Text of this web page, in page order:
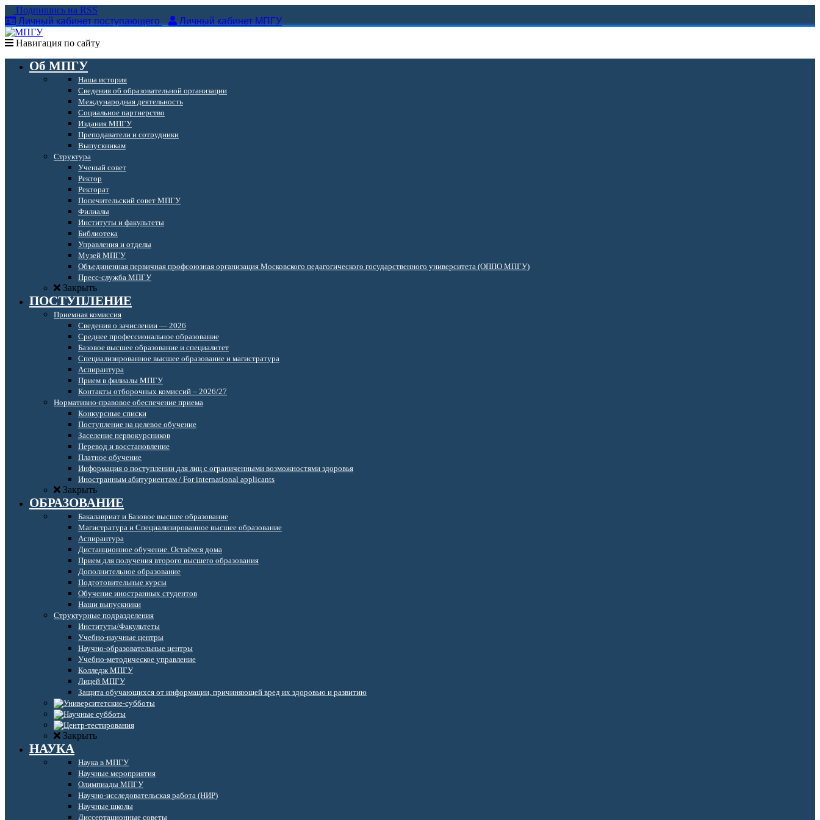
Подпишись на RSS
Личный кабинет поступающего
Личный кабинет МПГУ
Навигация по сайту
Об МПГУ
Наша история
Сведения об образовательной организации
Международная деятельность
Социальное партнерство
Издания МПГУ
Преподаватели и сотрудники
Выпускникам
Структура
Ученый совет
Ректор
Ректорат
Попечительский совет МПГУ
Филиалы
Институты и факультеты
Библиотека
Управления и отделы
Музей МПГУ
Объединенная первичная профсоюзная организация Московского педагогического государственного университета (ОППО МПГУ)
Пресс-служба МПГУ
Закрыть
ПОСТУПЛЕНИЕ
Приемная комиссия
Сведения о зачислении — 2026
Среднее профессиональное образование
Базовое высшее образование и специалитет
Специализированное высшее образование и магистратура
Аспирантура
Прием в филиалы МПГУ
Контакты отборочных комиссий – 2026/27
Нормативно-правовое обеспечение приема
Конкурсные списки
Поступление на целевое обучение
Заселение первокурсников
Перевод и восстановление
Платное обучение
Информация о поступлении для лиц с ограниченными возможностями здоровья
Иностранным абитуриентам / For international applicants
Закрыть
ОБРАЗОВАНИЕ
Бакалавриат и Базовое высшее образование
Магистратура и Специализированное высшее образование
Аспирантура
Дистанционное обучение. Остаёмся дома
Прием для получения второго высшего образования
Дополнительное образование
Подготовительные курсы
Обучение иностранных студентов
Наши выпускники
Структурные подразделения
Институты/Факультеты
Учебно-научные центры
Научно-образовательные центры
Учебно-методическое управление
Колледж МПГУ
Лицей МПГУ
Защита обучающихся от информации, причиняющей вред их здоровью и развитию
Закрыть
НАУКА
Наука в МПГУ
Научные мероприятия
Олимпиады МПГУ
Научно-исследовательская работа (НИР)
Научные школы
Диссертационные советы